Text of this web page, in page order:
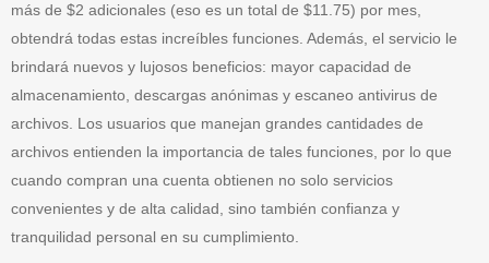
más de $2 adicionales (eso es un total de $11.75) por mes,
obtendrá todas estas increíbles funciones. Además, el servicio le
brindará nuevos y lujosos beneficios: mayor capacidad de
almacenamiento, descargas anónimas y escaneo antivirus de
archivos. Los usuarios que manejan grandes cantidades de
archivos entienden la importancia de tales funciones, por lo que
cuando compran una cuenta obtienen no solo servicios
convenientes y de alta calidad, sino también confianza y
tranquilidad personal en su cumplimiento.